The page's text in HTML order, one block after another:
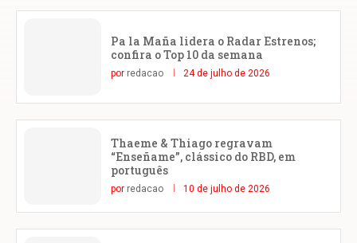
Pa la Maña lidera o Radar Estrenos;
confira o Top 10 da semana
por redacao 24 de julho de 2026
Thaeme & Thiago regravam
“Enseñame”, clássico do RBD, em
português
por redacao 10 de julho de 2026